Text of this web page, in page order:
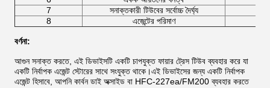
7
সনাক্তকারী টিউবের সর্বোচ্চ দৈর্ঘ্য
8
এজেন্টের পরিমাণ
বর্ণনা:
আগুন সনাক্ত করতে, এই ডিভাইসটি একটি চাপযুক্ত ফায়ার ট্রেস টিউব ব্যবহার করে যা
একটি নির্বাপক এজেন্ট স্টোরের সাথে সংযুক্ত থাকে।এই ডিভাইসের জন্য একটি নির্বাপক
এজেন্ট হিসাবে, আপনি কার্বন ডাই অক্সাইড বা HFC-227ea/FM200 ব্যবহার করতে